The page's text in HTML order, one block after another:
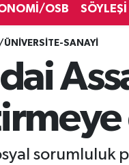
OSB SÖYLEŞİ
ÜNİVERSİTE-SANAYİ
sorumluluk